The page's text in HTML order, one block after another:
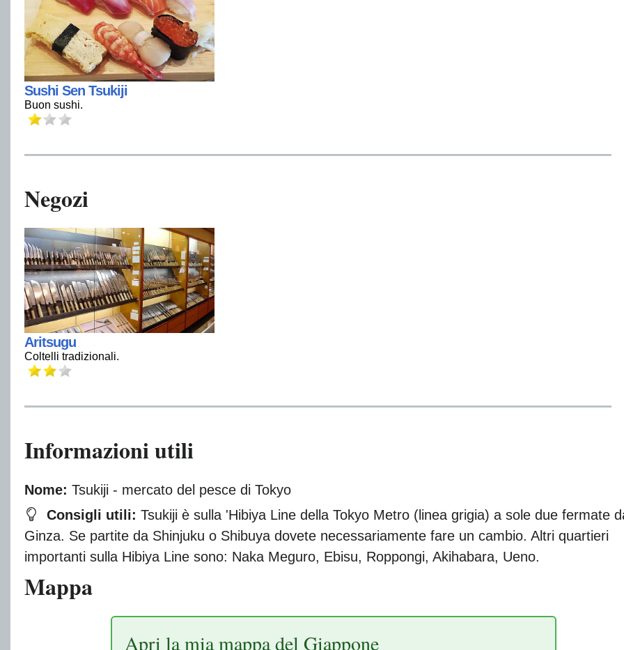
Sushi Sen Tsukiji
Buon sushi.
Negozi
Aritsugu
Coltelli tradizionali.
Informazioni utili
Nome: Tsukiji - mercato del pesce di Tokyo
Consigli utili: Tsukiji è sulla 'Hibiya Line della Tokyo Metro (linea grigia) a sole due fermate
Ginza. Se partite da Shinjuku o Shibuya dovete necessariamente fare un cambio. Altri quartieri
importanti sulla Hibiya Line sono: Naka Meguro, Ebisu, Roppongi, Akihabara, Ueno.
Mappa
Apri la mia mappa del Giappone